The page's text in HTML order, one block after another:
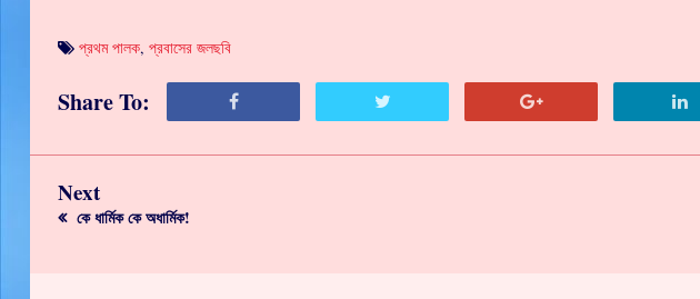
প্রথম পালক, প্রবাসের জলছবি
Share To:
Next
কে ধার্মিক কে অধার্মিক!